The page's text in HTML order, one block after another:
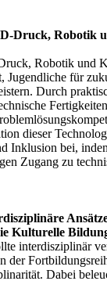
Druck, Robotik
Robotik und
Jugendliche für
Durch
dieser
Inklusion bei,
Zugang zu
Kulturelle
interdisziplinär
der
Dabei